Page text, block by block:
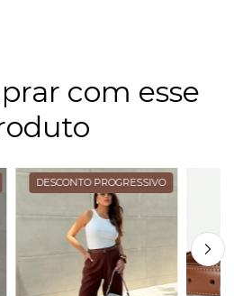
com esse
DESCONTO PROGRESSIVO